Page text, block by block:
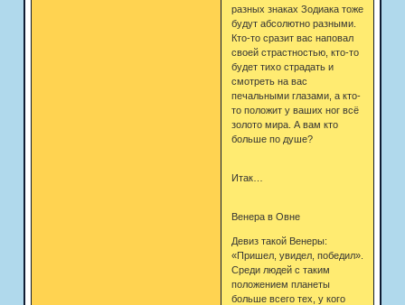
разных знаках Зодиака тоже
будут абсолютно разными.
Кто-то сразит вас наповал
своей страстностью, кто-то
будет тихо страдать и
смотреть на вас
печальными глазами, а кто-
то положит у ваших ног всё
золото мира. А вам кто
больше по душе?
Итак…
Венера в Овне
Девиз такой Венеры:
«Пришел, увидел, победил».
Среди людей с таким
положением планеты
больше всего тех, у кого